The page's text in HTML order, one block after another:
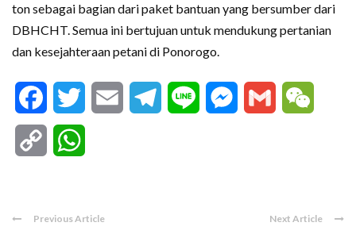
ton sebagai bagian dari paket bantuan yang bersumber dari
DBHCHT. Semua ini bertujuan untuk mendukung pertanian
dan kesejahteraan petani di Ponorogo.
FacebookTwitter Email Telegram
Line Messenger
Gmail
Copy
Previous Article Next Article